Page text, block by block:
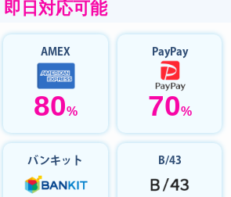
即日対応可能
AMEX
80%
PayPay
70%
バンキット B/43